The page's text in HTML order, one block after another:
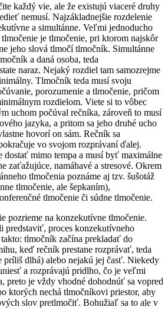
každý vie, ale že existujú viaceré druhy
nemusí. Najzákladnejšie rozdelenie
a simultánne. Veľmi jednoducho
je tlmočenie, pri ktorom najskôr
jeho slová tlmočí tlmočník. Simultánne
a daná osoba, teda
naraz. Nejaký rozdiel tam samozrejme
Tlmočník teda musí svoju
porozumenie a tlmočenie, pričom
rozdielom. Viete si to vôbec
uchom počúval rečníka, zároveň to musí
jazyka, a pritom sa jeho druhé ucho
hovorí on sám. Rečník sa
vo svojom rozprávaní ďalej.
dostať mimo tempa a musí byť maximálne
zaťažujúce, namáhavé a stresové. Okrem
tlmočenia poznáme aj tzv. šušotáž
tlmočenie, ale šepkaním),
tlmočenie či súdne tlmočenie.
pozrieme na konzekutívne tlmočenie.
predstaviť, proces konzekutívneho
tlmočník začína prekladať do
keď rečník prestane rozprávať, teda
príliš dlhá) alebo nejakú jej časť. Niekedy
a rozprávajú pridlho, čo je veľmi
preto je vždy vhodné dohodnúť sa vopred
ktorých nechá tlmočníkovi priestor, aby
slov pretlmočiť. Bohužiaľ sa to ale v